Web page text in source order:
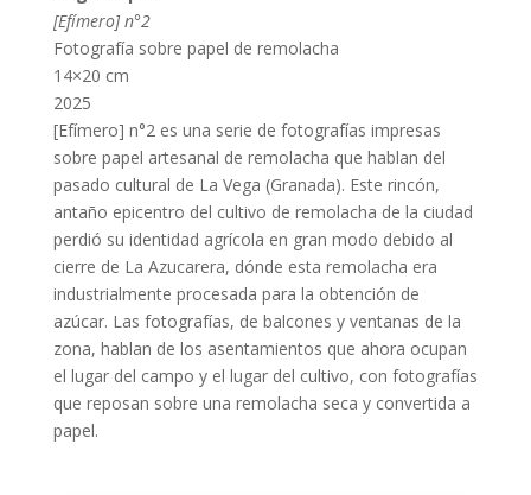
[Efímero] n°2
Fotografía sobre papel de remolacha
14×20 cm
2025
[Efímero] n°2 es una serie de fotografías impresas
sobre papel artesanal de remolacha que hablan del
pasado cultural de La Vega (Granada). Este rincón,
antaño epicentro del cultivo de remolacha de la ciudad
perdió su identidad agrícola en gran modo debido al
cierre de La Azucarera, dónde esta remolacha era
industrialmente procesada para la obtención de
azúcar. Las fotografías, de balcones y ventanas de la
zona, hablan de los asentamientos que ahora ocupan
el lugar del campo y el lugar del cultivo, con fotografías
que reposan sobre una remolacha seca y convertida a
papel.